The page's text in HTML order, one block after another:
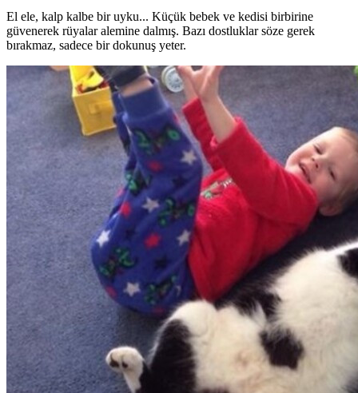
El ele, kalp kalbe bir uyku... Küçük bebek ve kedisi birbirine
güvenerek rüyalar alemine dalmış. Bazı dostluklar söze gerek
bırakmaz, sadece bir dokunuş yeter.